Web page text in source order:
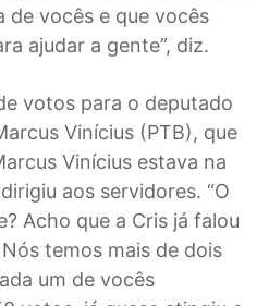
de vocês e que vocês
ajudar a gente”, diz.
votos para o deputado
Vinícius (PTB), que
Vinícius estava na
aos servidores. “O
Acho que a Cris já falou
temos mais de dois
um de vocês